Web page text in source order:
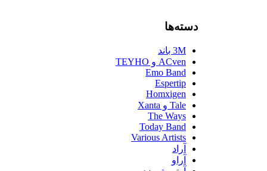
دسته‌ها
3M باند
ACven و TEYHO
Emo Band
Espertip
Homxigen
Tale و Xanta
The Ways
Today Band
Various Artists
آراد
آراو